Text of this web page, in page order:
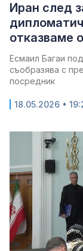
Иран след
отказваме
Есмаил Багаи
съобразява с
посредник
18.05.2026 •